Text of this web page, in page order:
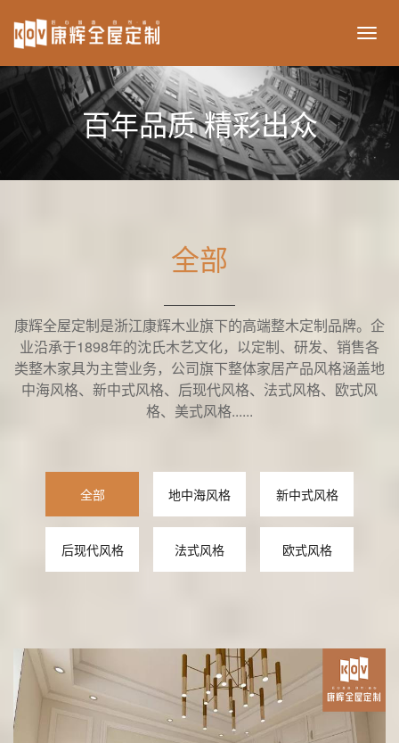
ikov
百年品质 精彩出众
全部
康辉全屋定制是浙江康辉木业旗下的高端整木定制品牌。企
业沿承于1898年的沈氏木艺文化，以定制、研发、销售各
类整木家具为主营业务，公司旗下整体家居产品风格涵盖地
中海风格、新中式风格、后现代风格、法式风格、欧式风
格、美式风格......
全部 地中海风格 新中式风格
后现代风格 法式风格 欧式风格